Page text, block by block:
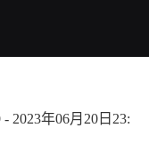
2023年06月20日23: